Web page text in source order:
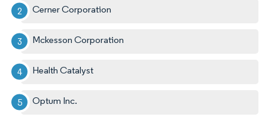
Cerner Corporation
Mckesson Corporation
Health Catalyst
Optum Inc.